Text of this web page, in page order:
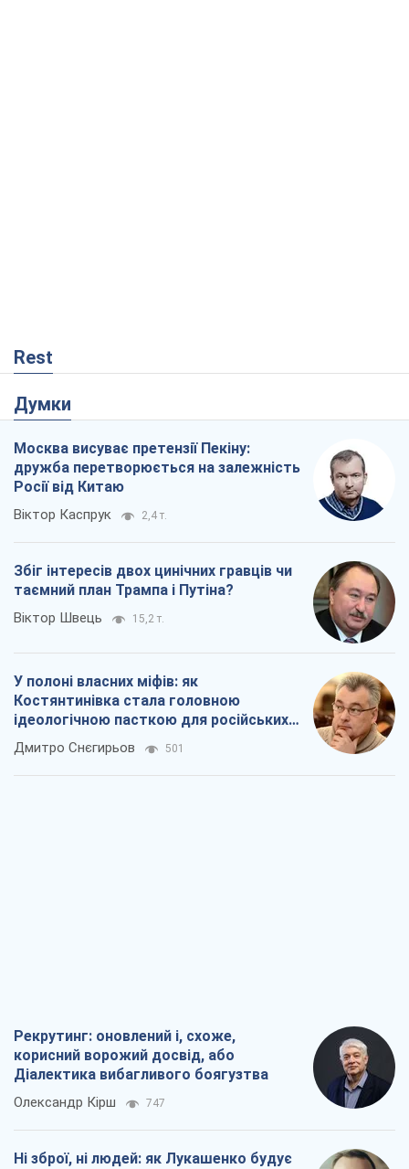
Rest
Думки
Москва висуває претензії Пекіну:
дружба перетворюється на залежність
Росії від Китаю
Віктор Каспрук 2,4 т.
Збіг інтересів двох цинічних гравців чи
таємний план Трампа і Путіна?
Віктор Швець 15,2 т.
У полоні власних міфів: як
Костянтинівка стала головною
ідеологічною пасткою для російських
окупантів
Дмитро Снєгирьов 501
Рекрутинг: оновлений і, схоже,
корисний ворожий досвід, або
Діалектика вибагливого боягузтва
Олександр Кірш 747
Ні зброї, ні людей: як Лукашенко будує